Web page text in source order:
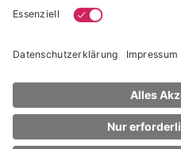
* unverbindliche Preisempfehlung
NACH